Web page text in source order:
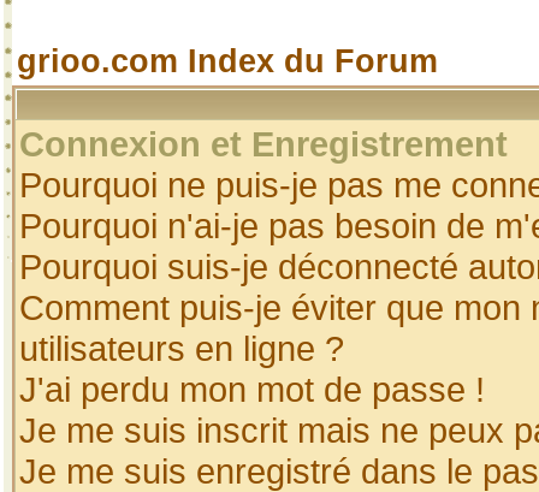
grioo.com Index du Forum
Connexion et Enregistrement
Pourquoi ne puis-je pas me
Pourquoi n'ai-je pas besoin de
Pourquoi suis-je déconnecté
Comment puis-je éviter que
utilisateurs en ligne ?
J'ai perdu mon mot de passe !
Je me suis inscrit mais ne peux
Je me suis enregistré dans le